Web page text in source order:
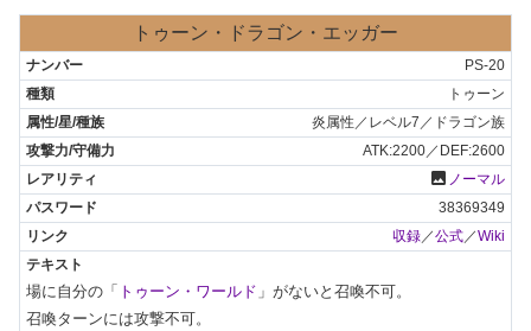
トゥーン・ドラゴン・エッガー
PS-20
トゥーン
炎属性／レベル7／ドラゴン族
ATK:2200／DEF:2600
photo ノーマル
38369349
収録 ／公式 ／Wiki
場に自分の「 トゥーン・ワールド 」がないと召喚不可。
召喚ターンには攻撃不可。